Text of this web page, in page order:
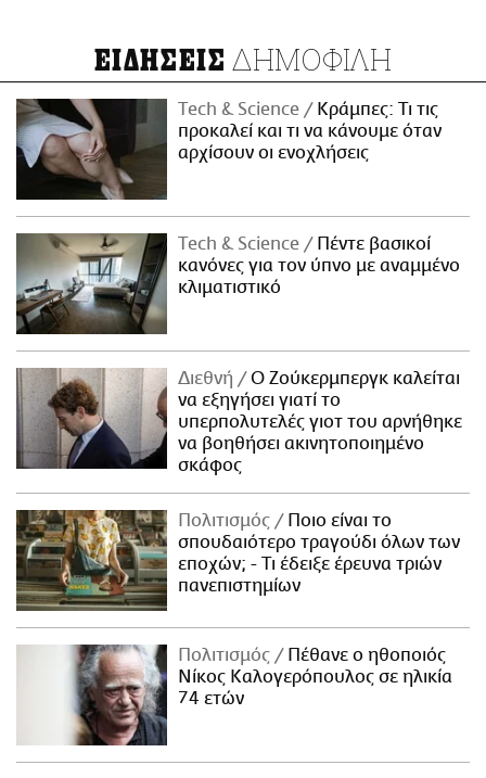
ΕΙΔΗΣΕΙΣ ΔΗΜΟΦΙΛΗ
Τech & Science
Κράμπες: Τι τις
προκαλεί και τι να κάνουμε όταν
αρχίσουν οι ενοχλήσεις
Τech & Science
Πέντε βασικοί
κανόνες για τον ύπνο με αναμμένο
κλιματιστικό
Διεθνή
Ο Ζούκερμπεργκ καλείται
να εξηγήσει γιατί το
υπερπολυτελές γιοτ του αρνήθηκε
να βοηθήσει ακινητοποιημένο
σκάφος
Πολιτισμός
Ποιο είναι το
σπουδαιότερο τραγούδι όλων των
εποχών; - Τι έδειξε έρευνα τριών
πανεπιστημίων
Πολιτισμός
Πέθανε ο ηθοποιός
Νίκος Καλογερόπουλος σε ηλικία
74 ετών